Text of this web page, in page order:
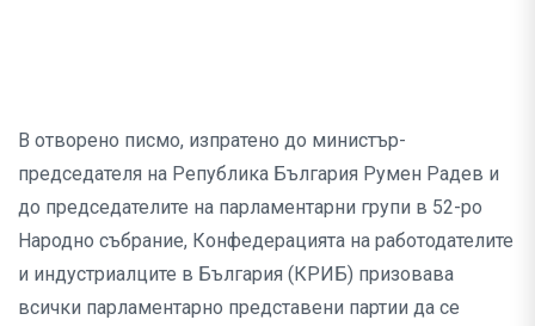
В отворено писмо, изпратено до министър-
председателя на Република България Румен Радев и
до председателите на парламентарни групи в 52-ро
Народно събрание, Конфедерацията на работодателите
и индустриалците в България (КРИБ) призовава
всички парламентарно представени партии да се